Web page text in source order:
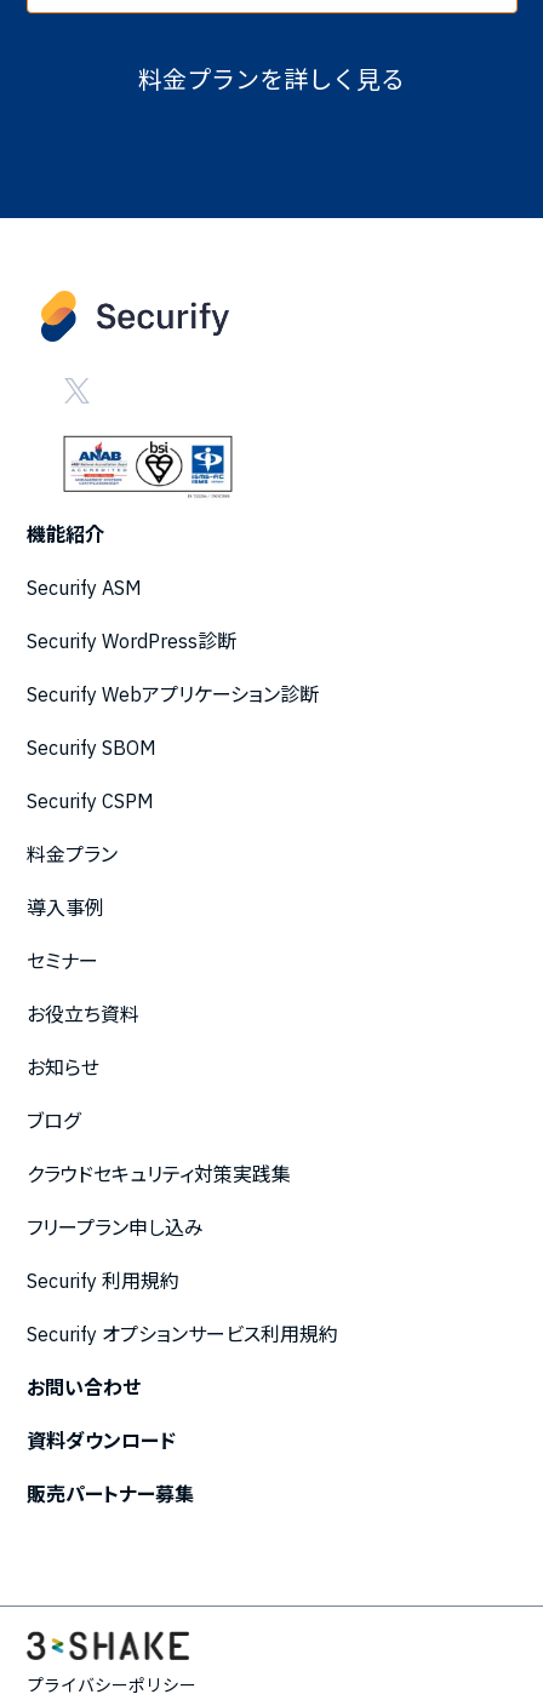
料金プランを詳しく見る
機能紹介
Securify ASM
Securify WordPress診断
Securify Webアプリケーション診断
Securify SBOM
Securify CSPM
料金プラン
導入事例
セミナー
お役立ち資料
お知らせ
ブログ
クラウドセキュリティ対策実践集
フリープラン申し込み
Securify 利用規約
Securify オプションサービス利用規約
お問い合わせ
資料ダウンロード
販売パートナー募集
プライバシーポリシー